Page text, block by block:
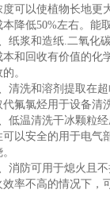
度可以使植物长地更
本降低50%左右。能
纸浆和造纸.二氧化
本和回收有价值的化
。
清洗和溶剂提取在
代氟氯烃用于设备清洗
低温清洗干冰颗粒
可以安全的用于电气
消防可用于熄火且
效率不高的情况下，